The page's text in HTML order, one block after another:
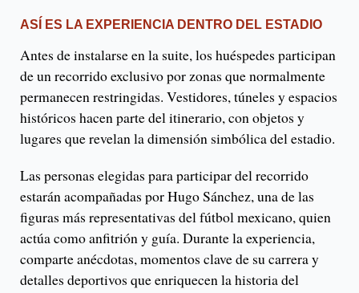
ASÍ ES LA EXPERIENCIA DENTRO DEL ESTADIO
Antes de instalarse en la suite, los huéspedes participan
de un recorrido exclusivo por zonas que normalmente
permanecen restringidas. Vestidores, túneles y espacios
históricos hacen parte del itinerario, con objetos y
lugares que revelan la dimensión simbólica del estadio.
Las personas elegidas para participar del recorrido
estarán acompañadas por Hugo Sánchez, una de las
figuras más representativas del fútbol mexicano, quien
actúa como anfitrión y guía. Durante la experiencia,
comparte anécdotas, momentos clave de su carrera y
detalles deportivos que enriquecen la historia del